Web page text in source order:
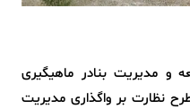
و مدیریت بنادر ماهیگیری
نظارت بر واگذاری مدیریت